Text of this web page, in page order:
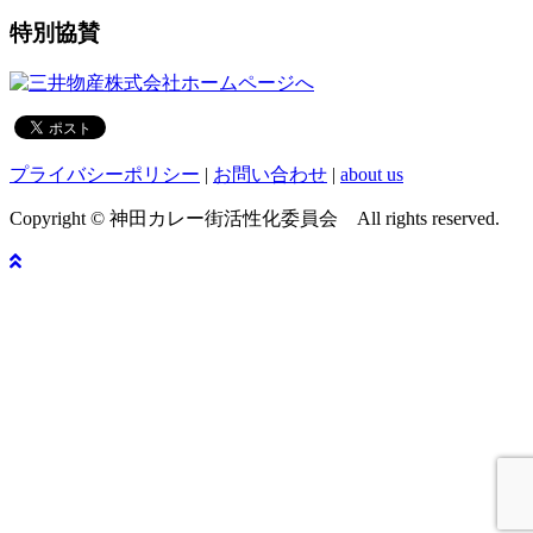
特別協賛
プライバシーポリシー | お問い合わせ | about us
Copyright © 神田カレー街活性化委員会 All rights reserved.